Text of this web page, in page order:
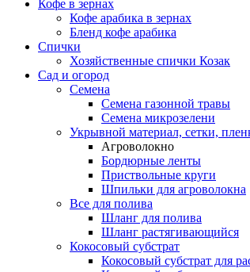
Кофе в зернах
Кофе арабика в зернах
Бленд кофе арабика
Спички
Хозяйственные спички Козак
Сад и огород
Семена
Семена газонной травы
Семена микрозелени
Укрывной материал, сетки,
Агроволокно
Бордюрные ленты
Приствольные круги
Шпильки для агроволокна
Все для полива
Шланг для полива
Шланг растягивающийся
Кокосовый субстрат
Кокосовый субстрат для